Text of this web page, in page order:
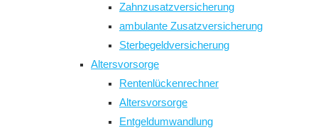
Zahnzusatzversicherung
ambulante Zusatzversicherung
Sterbegeldversicherung
Altersvorsorge
Rentenlückenrechner
Altersvorsorge
Entgeldumwandlung